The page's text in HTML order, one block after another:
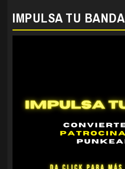
IMPULSA TU BANDA